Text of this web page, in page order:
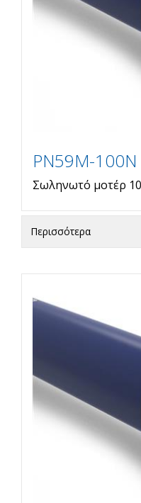
PN59M-100N
Σωληνωτό μοτέρ
Περισσότερα